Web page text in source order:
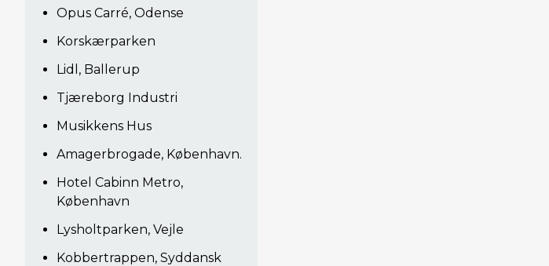
Opus Carré, Odense
Korskærparken
Lidl, Ballerup
Tjæreborg Industri
Musikkens Hus
Amagerbrogade, København.
Hotel Cabinn Metro,
København
Lysholtparken, Vejle
Kobbertrappen, Syddansk